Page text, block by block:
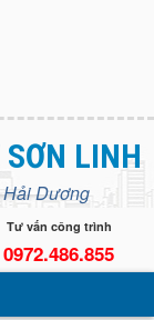
Open
LINH
Dương
Tư vấn công trình
0972.486.855